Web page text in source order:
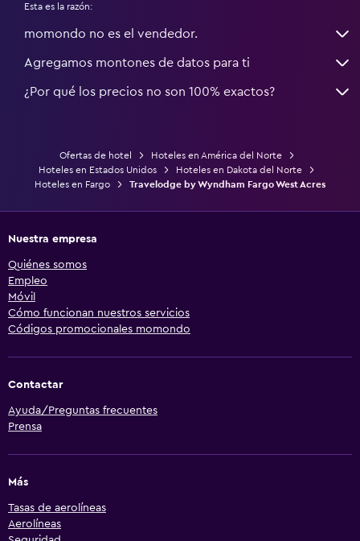
Esta es la razón:
momondo no es el vendedor.
Agregamos montones de datos para ti
¿Por qué los precios no son 100% exactos?
Ofertas de hotel
Hoteles en América del Norte
Hoteles en Estados Unidos
Hoteles en Dakota del Norte
Hoteles en Fargo
Travelodge by Wyndham Fargo West Acres
Nuestra empresa
Quiénes somos
Empleo
Móvil
Cómo funcionan nuestros servicios
Códigos promocionales momondo
Contactar
Ayuda/Preguntas frecuentes
Prensa
Más
Tasas de aerolíneas
Aerolíneas